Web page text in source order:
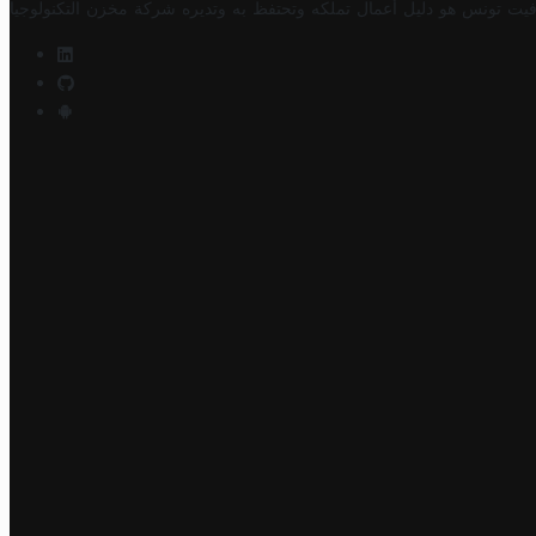
تونس هو دليل أعمال تملكه وتحتفظ به وتديره شركة مخزن التكنولوجيا